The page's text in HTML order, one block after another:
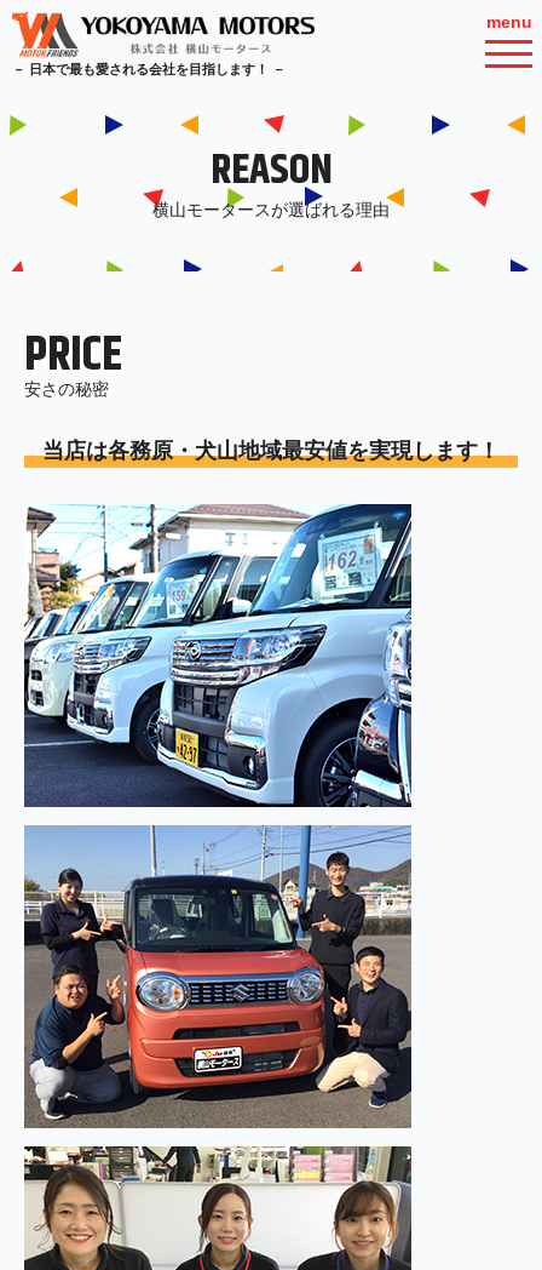
－ 日本で最も愛される会社を目指します！ －
menu
REASON
横山モータースが選ばれる理由
PRICE
安さの秘密
当店は各務原・犬山地域最安値を実現します！